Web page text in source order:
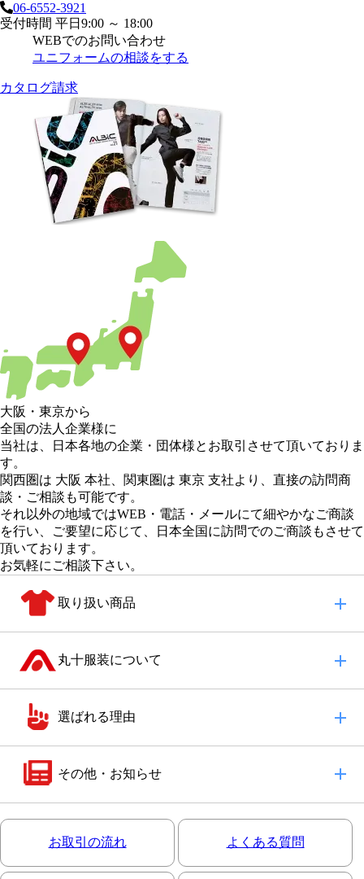
06-6552-3921
受付時間 平日9:00 ～ 18:00
WEBでのお問い合わせ
ユニフォームの相談をする
カタログ請求
大阪 ・ 東京から
全国の法人企業様に
当社は、日本各地の企業・団体様とお取引させて頂いておりま
す。
関西圏は 大阪 本社、 関東圏は 東京 支社より、直接の訪問商
談・ご相談も可能です。
それ以外の地域ではWEB・電話・メールにて細やかなご商談
を行い、
ご要望に応じて、日本全国に訪問でのご商談もさせて
頂いております。
お気軽にご相談下さい。
取り扱い商品
丸十服装について
選ばれる理由
その他・お知らせ
お取引の流れ よくある質問